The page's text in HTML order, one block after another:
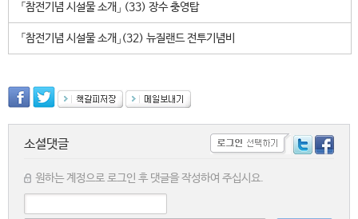
「참전기념 시설물 소개」 (33) 장수 충영탑
「참전기념 시설물 소개」(32) 뉴질랜드 전투기념비
소셜댓글
원하는 계정으로 로그인 후 댓글을 작성하여 주십시요.